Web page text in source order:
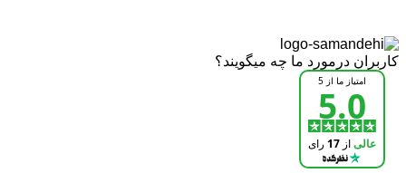
کاربران درمورد ما چه میگویند؟